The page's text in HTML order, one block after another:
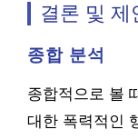
결론 및 제
종합 분석
종합적으로 볼
대한 폭력적인